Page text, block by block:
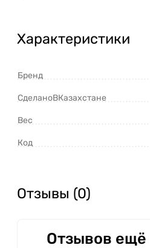
Характеристики
Бренд
СделаноВКазахстане
Вес
Код
Отзывы (0)
Отзывов